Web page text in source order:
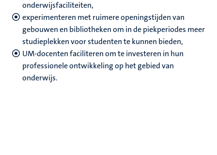
onderwijsfaciliteiten,
experimenteren met ruimere openingstijden van
gebouwen en bibliotheken om in de piekperiodes meer
studieplekken voor studenten te kunnen bieden,
UM-docenten faciliteren om te investeren in hun
professionele ontwikkeling op het gebied van
onderwijs.